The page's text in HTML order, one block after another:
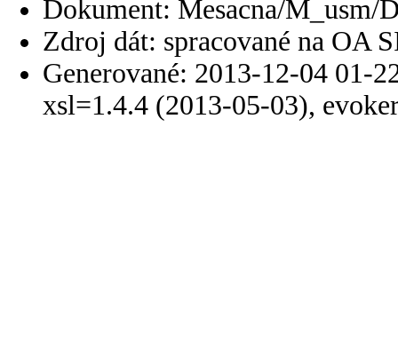
Dokument: Mesacna/M_usm/
Zdroj dát: spracované na OA
Generované: 2013-12-04 01-
xsl=1.4.4 (2013-05-03),